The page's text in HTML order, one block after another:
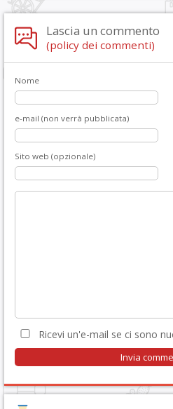
Lascia un commento
(policy dei commenti)
Nome
e-mail (non verrà pubblicata)
Sito web (opzionale)
Ricevi un'e-mail se ci sono